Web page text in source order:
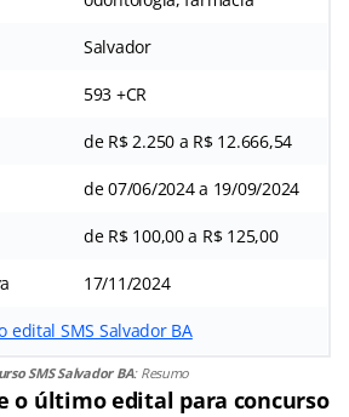
Salvador
593 +CR
de R$ 2.250 a R$ 12.666,54
de 07/06/2024 a 19/09/2024
de R$ 100,00 a R$ 125,00
17/11/2024
edital SMS Salvador BA
SMS Salvador BA: Resumo
o último edital para concurso